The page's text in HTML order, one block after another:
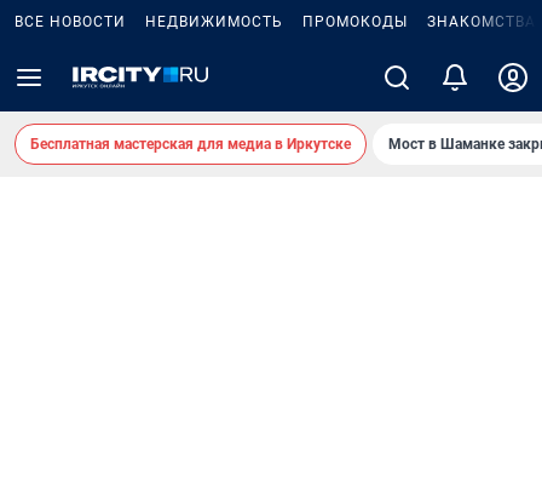
ВСЕ НОВОСТИ НЕДВИЖИМОСТЬ ПРОМОКОДЫ ЗНАКОМСТВА
Бесплатная мастерская для медиа в Иркутске Мост в Шаманке